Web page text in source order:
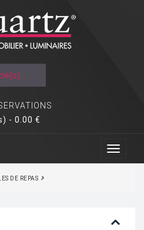
- 0.00 €
DE REPAS